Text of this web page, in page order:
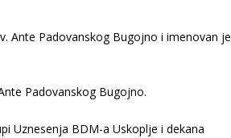
Ante Padovanskog Bugojno i imenovan je
Padovanskog Bugojno.
Uznesenja BDM-a Uskoplje i dekana